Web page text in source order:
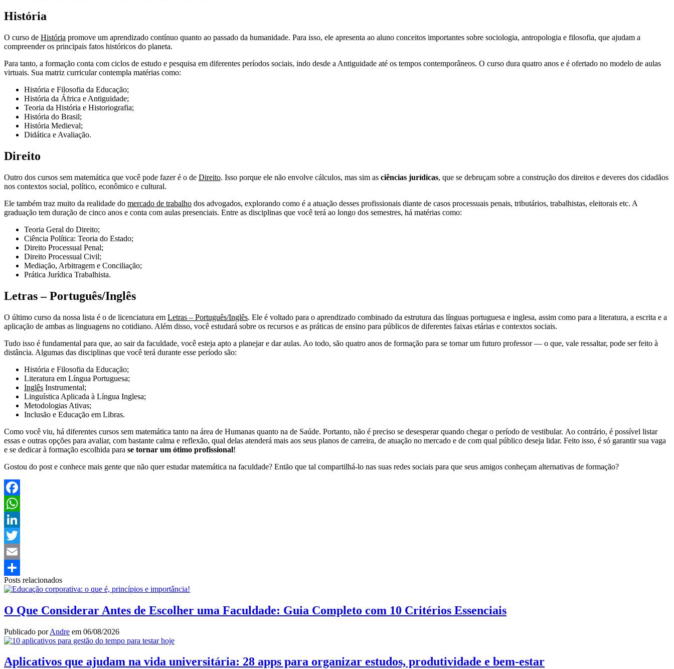
História
O curso de História promove um aprendizado contínuo quanto ao passado da humanidade. Para isso, ele apresenta ao aluno conceitos importantes sobre sociologia, antropologia e filosofia, que ajudam a
compreender os principais fatos históricos do planeta.
Para tanto, a formação conta com ciclos de estudo e pesquisa em diferentes períodos sociais, indo desde a Antiguidade até os tempos contemporâneos. O curso dura quatro anos e é ofertado no modelo de aulas
virtuais. Sua matriz curricular contempla matérias como:
História e Filosofia da Educação;
História da África e Antiguidade;
Teoria da História e Historiografia;
História do Brasil;
História Medieval;
Didática e Avaliação.
Direito
Outro dos cursos sem matemática que você pode fazer é o de Direito. Isso porque ele não envolve cálculos, mas sim as ciências jurídicas, que se debruçam sobre a construção dos direitos e deveres dos cidadãos
nos contextos social, político, econômico e cultural.
Ele também traz muito da realidade do mercado de trabalho dos advogados, explorando como é a atuação desses profissionais diante de casos processuais penais, tributários, trabalhistas, eleitorais etc. A
graduação tem duração de cinco anos e conta com aulas presenciais. Entre as disciplinas que você terá ao longo dos semestres, há matérias como:
Teoria Geral do Direito;
Ciência Política: Teoria do Estado;
Direito Processual Penal;
Direito Processual Civil;
Mediação, Arbitragem e Conciliação;
Prática Jurídica Trabalhista.
Letras – Português/Inglês
O último curso da nossa lista é o de licenciatura em Letras – Português/Inglês. Ele é voltado para o aprendizado combinado da estrutura das línguas portuguesa e inglesa, assim como para a literatura, a escrita e a
aplicação de ambas as linguagens no cotidiano. Além disso, você estudará sobre os recursos e as práticas de ensino para públicos de diferentes faixas etárias e contextos sociais.
Tudo isso é fundamental para que, ao sair da faculdade, você esteja apto a planejar e dar aulas. Ao todo, são quatro anos de formação para se tornar um futuro professor — o que, vale ressaltar, pode ser feito à
distância. Algumas das disciplinas que você terá durante esse período são:
História e Filosofia da Educação;
Literatura em Língua Portuguesa;
Inglês Instrumental;
Linguística Aplicada à Língua Inglesa;
Metodologias Ativas;
Inclusão e Educação em Libras.
Como você viu, há diferentes cursos sem matemática tanto na área de Humanas quanto na de Saúde. Portanto, não é preciso se desesperar quando chegar o período de vestibular. Ao contrário, é possível listar
essas e outras opções para avaliar, com bastante calma e reflexão, qual delas atenderá mais aos seus planos de carreira, de atuação no mercado e de com qual público deseja lidar. Feito isso, é só garantir sua vaga
e se dedicar à formação escolhida para se tornar um ótimo profissional!
Gostou do post e conhece mais gente que não quer estudar matemática na faculdade? Então que tal compartilhá-lo nas suas redes sociais para que seus amigos conheçam alternativas de formação?
Facebook
WhatsApp
LinkedIn
Twitter
Email
Share
Posts relacionados
O Que Considerar Antes de Escolher uma Faculdade: Guia Completo com 10 Critérios Essenciais
Publicado porAndre em 06/08/2026
Aplicativos que ajudam na vida universitária: 28 apps para organizar estudos, produtividade e bem-estar